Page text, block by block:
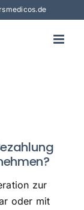
zur
oder mit